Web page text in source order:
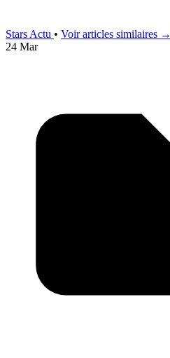
Stars Actu • Voir articles similaires →
24 Mar